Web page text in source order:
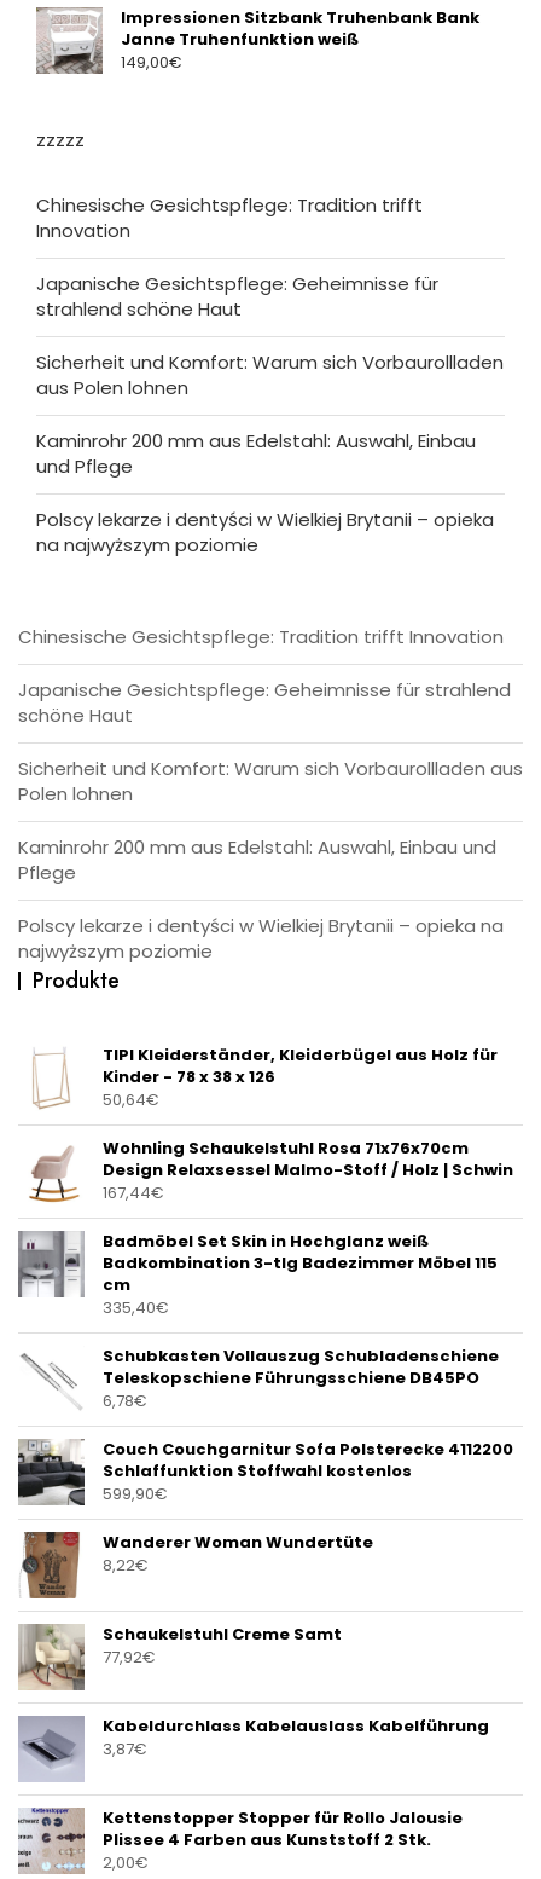
Impressionen Sitzbank Truhenbank Bank
Janne Truhenfunktion weiß
149,00€
zzzzz
Chinesische Gesichtspflege: Tradition trifft
Innovation
Japanische Gesichtspflege: Geheimnisse für
strahlend schöne Haut
Sicherheit und Komfort: Warum sich Vorbaurollladen
aus Polen lohnen
Kaminrohr 200 mm aus Edelstahl: Auswahl, Einbau
und Pflege
Polscy lekarze i dentyści w Wielkiej Brytanii – opieka
na najwyższym poziomie
Chinesische Gesichtspflege: Tradition trifft Innovation
Japanische Gesichtspflege: Geheimnisse für strahlend
schöne Haut
Sicherheit und Komfort: Warum sich Vorbaurollladen aus
Polen lohnen
Kaminrohr 200 mm aus Edelstahl: Auswahl, Einbau und
Pflege
Polscy lekarze i dentyści w Wielkiej Brytanii – opieka na
najwyższym poziomie
Produkte
TIPI Kleiderständer, Kleiderbügel aus Holz für
Kinder - 78 x 38 x 126
50,64€
Wohnling Schaukelstuhl Rosa 71x76x70cm
Design Relaxsessel Malmo-Stoff / Holz | Schwin
167,44€
Badmöbel Set Skin in Hochglanz weiß
Badkombination 3-tlg Badezimmer Möbel 115
cm
335,40€
Schubkasten Vollauszug Schubladenschiene
Teleskopschiene Führungsschiene DB45PO
6,78€
Couch Couchgarnitur Sofa Polsterecke 4112200
Schlaffunktion Stoffwahl kostenlos
599,90€
Wanderer Woman Wundertüte
8,22€
Schaukelstuhl Creme Samt
77,92€
Kabeldurchlass Kabelauslass Kabelführung
3,87€
Kettenstopper Stopper für Rollo Jalousie
Plissee 4 Farben aus Kunststoff 2 Stk.
2,00€